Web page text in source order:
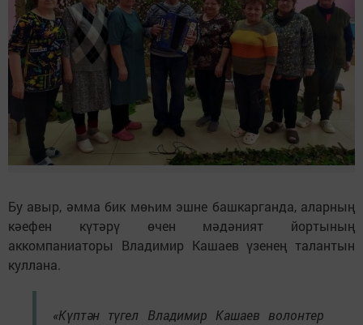
Бу авыр, әмма бик мөһим эшне башкарганда, аларның
кәефен күтәрү өчен мәдәният йортының
аккомпаниаторы Владимир Кашаев үзенең талантын
куллана.
«Күптән түгел Владимир Кашаев волонтер